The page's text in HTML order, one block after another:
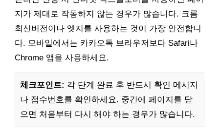
지가 제대로 작동하지 않는 경우가 많습니다. 크롬
최신버전이나 엣지를 사용하는 것이 가장 안전합니
다. 모바일에서는 카카오톡 브라우저보다 Safari나
Chrome 앱을 사용하세요.
체크포인트: 각 단계 완료 후 반드시 확인 메시지
나 접수번호를 확인하세요. 중간에 페이지를 닫
으면 처음부터 다시 해야 하는 경우가 많습니다.